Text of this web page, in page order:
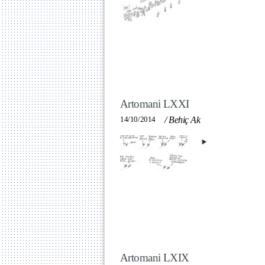
Artomani LXXI
14/10/2014 /Behiç Ak
Artomani LXIX